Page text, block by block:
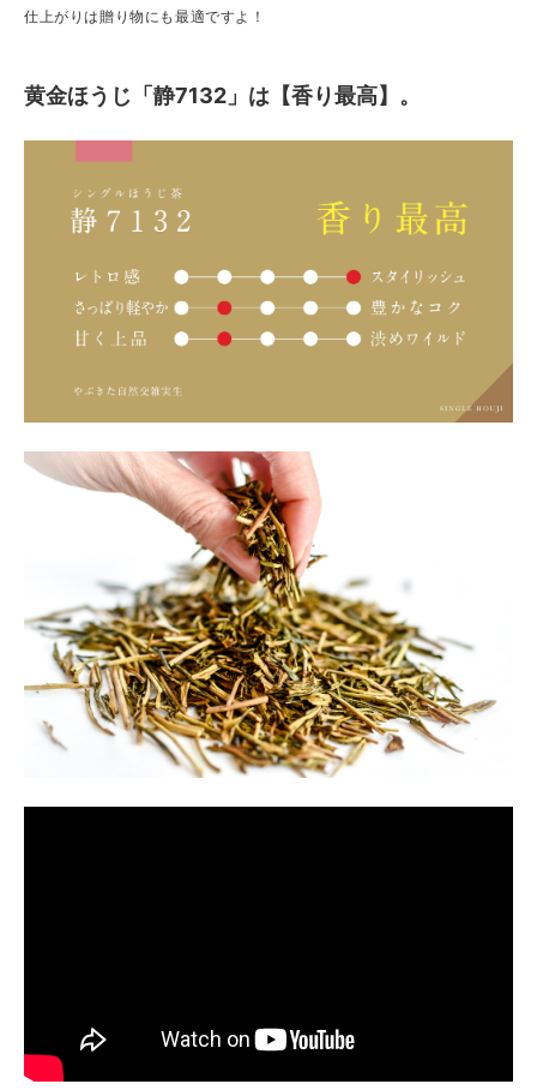
仕上がりは贈り物にも最適ですよ！
黄金ほうじ「静7132」は【香り最高】。